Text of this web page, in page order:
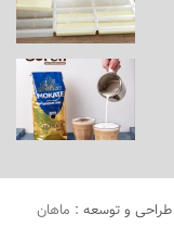
طراحی و توسعه : ماهان